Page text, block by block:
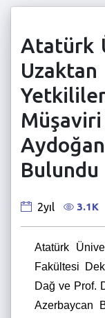
Atatürk
Bulundu
2yıl 3.1K
Atatürk
Fakültesi
Dağ ve Prof.
Azerbaycan